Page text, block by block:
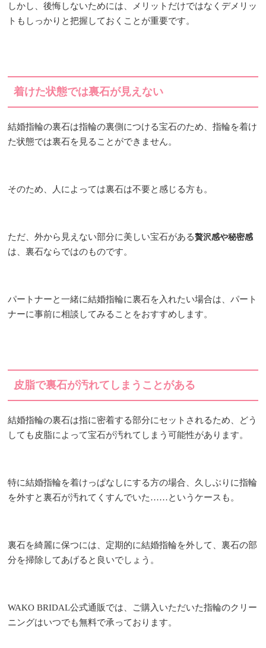
しかし、後悔しないためには、メリットだけではなくデメリッ
トもしっかりと把握しておくことが重要です。
着けた状態では裏石が見えない
結婚指輪の裏石は指輪の裏側につける宝石のため、指輪を着け
た状態では裏石を見ることができません。
そのため、人によっては裏石は不要と感じる方も。
ただ、外から見えない部分に美しい宝石がある贅沢感や秘密感
は、裏石ならではのものです。
パートナーと一緒に結婚指輪に裏石を入れたい場合は、パート
ナーに事前に相談してみることをおすすめします。
皮脂で裏石が汚れてしまうことがある
結婚指輪の裏石は指に密着する部分にセットされるため、どう
しても皮脂によって宝石が汚れてしまう可能性があります。
特に結婚指輪を着けっぱなしにする方の場合、久しぶりに指輪
を外すと裏石が汚れてくすんでいた……というケースも。
裏石を綺麗に保つには、定期的に結婚指輪を外して、裏石の部
分を掃除してあげると良いでしょう。
WAKO BRIDAL公式通販では、ご購入いただいた指輪のクリー
ニングはいつでも無料で承っております。